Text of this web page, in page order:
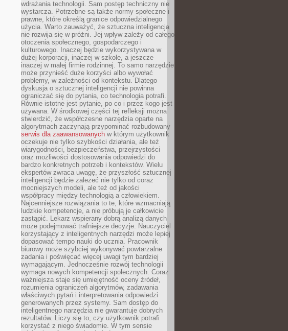
wdrażania technologii. Sam postęp techniczny nie
wystarcza. Potrzebne są także normy społeczne i
prawne, które określą granice odpowiedzialnego
użycia. Warto zauważyć, że sztuczna inteligencja
nie rozwija się w próżni. Jej wpływ zależy od całego
otoczenia społecznego, gospodarczego i
kulturowego. Inaczej będzie wykorzystywana w
dużej korporacji, inaczej w szkole, a jeszcze
inaczej w małej firmie rodzinnej. To samo narzędzie
może przynieść duże korzyści albo wywołać
problemy, w zależności od kontekstu. Dlatego
dyskusja o sztucznej inteligencji nie powinna
ograniczać się do pytania, co technologia potrafi.
Równie istotne jest pytanie, po co i przez kogo jest
używana. W środkowej części tej refleksji można
stwierdzić, że współczesne narzędzia oparte na
algorytmach zaczynają przypominać rozbudowany
serwis dla zaawansowanych w którym użytkownik
oczekuje nie tylko szybkości działania, ale też
wiarygodności, bezpieczeństwa, przejrzystości
oraz możliwości dostosowania odpowiedzi do
bardzo konkretnych potrzeb i kontekstów. Wielu
ekspertów zwraca uwagę, że przyszłość sztucznej
inteligencji będzie zależeć nie tylko od coraz
mocniejszych modeli, ale też od jakości
współpracy między technologią a człowiekiem.
Najcenniejsze rozwiązania to te, które wzmacniają
ludzkie kompetencje, a nie próbują je całkowicie
zastąpić. Lekarz wspierany dobrą analizą danych
może podejmować trafniejsze decyzje. Nauczyciel
korzystający z inteligentnych narzędzi może lepiej
dopasować tempo nauki do ucznia. Pracownik
biurowy może szybciej wykonywać powtarzalne
zadania i poświęcać więcej uwagi tym bardziej
wymagającym. Jednocześnie rozwój technologii
wymaga nowych kompetencji społecznych. Coraz
ważniejsza staje się umiejętność oceny źródeł,
rozumienia ograniczeń algorytmów, zadawania
właściwych pytań i interpretowania odpowiedzi
generowanych przez systemy. Sam dostęp do
inteligentnego narzędzia nie gwarantuje dobrych
rezultatów. Liczy się to, czy użytkownik potrafi
korzystać z niego świadomie. W tym sensie